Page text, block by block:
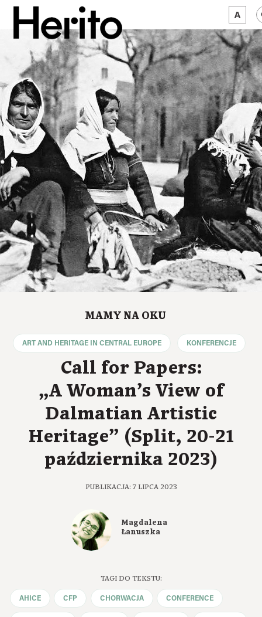
MAGAZYN
MAMY NA OKU
O NAS
JĘZYK: PL
MAMY NA OKU
ART AND HERITAGE IN CENTRAL EUROPE KONFERENCJE
Call for Papers:
„A Woman’s View of
Dalmatian Artistic
Heritage” (Split, 20-21
października 2023)
PUBLIKACJA: 7 LIPCA 2023
Magdalena
Łanuszka
TAGI DO TEKSTU:
AHICE CFP CHORWACJA CONFERENCE